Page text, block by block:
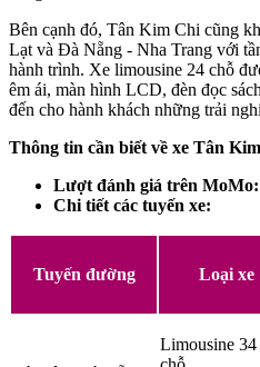
Bên cạnh đó, Tân Kim Chi cũng
Lạt và Đà Nẵng - Nha Trang với
hành trình. Xe limousine 24 chỗ
êm ái, màn hình LCD, đèn đọc
đến cho hành khách những trải
Thông tin cần biết về xe Tân
Lượt đánh giá trên MoMo:
Chi tiết các tuyến xe:
Tuyến đường Loại xe
Limousine